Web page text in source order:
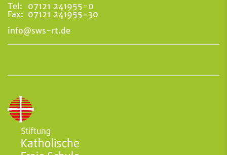
Tel:
07121 241955-0
Fax: 07121 241955-30
info@sws-rt.de